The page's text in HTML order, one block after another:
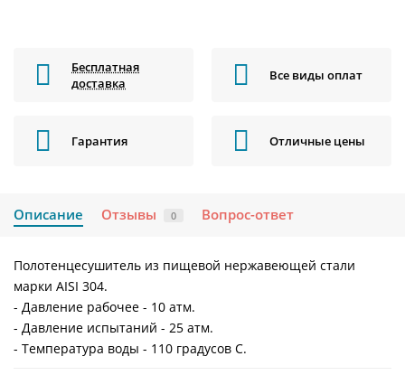
Бесплатная
доставка
Все виды оплат
Гарантия Отличные цены
Описание Отзывы 0 Вопрос-ответ
Полотенцесушитель из пищевой нержавеющей стали
марки AISI 304.
- Давление рабочее - 10 атм.
- Давление испытаний - 25 атм.
- Температура воды - 110 градусов С.